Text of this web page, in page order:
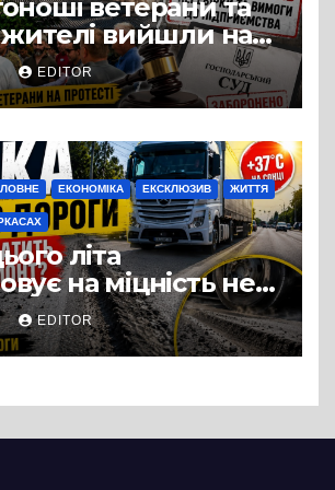
ветерани та
жителі вийшли на
до стін
ТОВ «Омега
займається
м’яса птиці
EDITOR
ЕКОНОМІКА ЕКСКЛЮЗИВ ЖИТТЯ
літа
на міцність не
а й дороги
EDITOR